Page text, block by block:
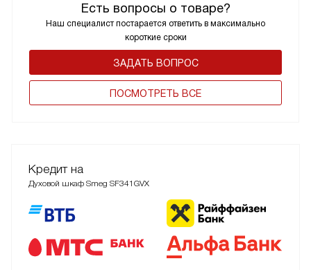
Есть вопросы о товаре?
Наш специалист постарается ответить в максимально
короткие сроки
ЗАДАТЬ ВОПРОС
ПОCМОТРЕТЬ ВСЕ
Кредит на
Духовой шкаф Smeg SF341GVX